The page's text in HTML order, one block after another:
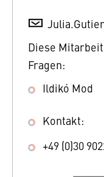
Diese
Fragen:
Ildikó Mod
Kontakt:
+49 (0)30